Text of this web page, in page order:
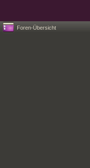
Foren-Übersicht